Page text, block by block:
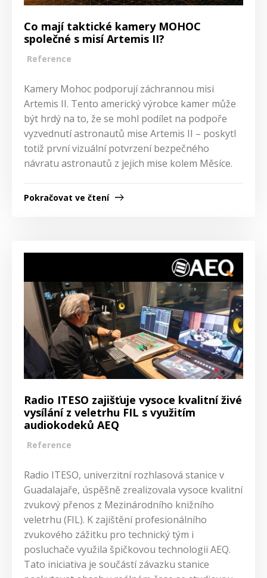
Co mají taktické kamery MOHOC
společné s misí Artemis II?
Reference
Kamery Mohoc podporují záchrannou misi
Artemis II. Tento americký výrobce kamer může
být hrdý na to, že se mohl podílet na podpoře
vyzvednutí astronautů mise Artemis II – poskytl
totiž první vizuální potvrzení bezpečného
návratu astronautů z jejich mise kolem Měsíce.
Pokračovat ve čtení
Radio ITESO zajišťuje vysoce kvalitní živé
vysílání z veletrhu FIL s využitím
audiokodeků AEQ
Reference
Radio ITESO, univerzitní rozhlasová stanice v
Guadalajaře, úspěšně zrealizovala vysoce kvalitní
zvukový přenos z Mezinárodního knižního
veletrhu (FIL). K zajištění profesionálního
zvukového zážitku pro technický tým i
posluchače využila špičkovou technologii AEQ.
Tato iniciativa je součástí závazku stanice